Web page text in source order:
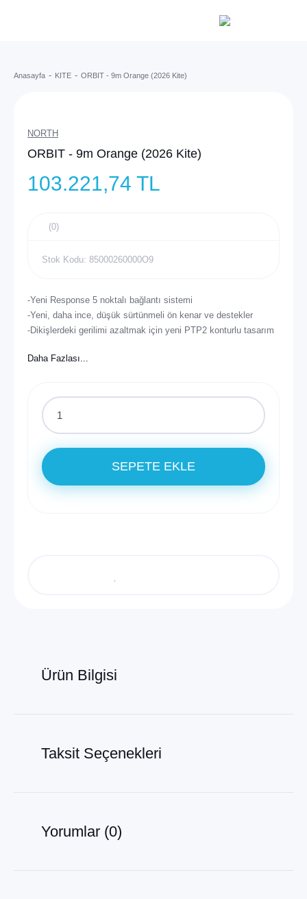
Anasayfa KITE ORBIT - 9m Orange (2026 Kite)
NORTH
ORBIT - 9m Orange (2026 Kite)
103.221,74 TL
(0)
Stok Kodu: 85000260000O9
-Yeni Response 5 noktalı bağlantı sistemi
-Yeni, daha ince, düşük sürtünmeli ön kenar ve destekler
-Dikişlerdeki gerilimi azaltmak için yeni PTP2 konturlu tasarım
kalma süresi
-Daha yüksek sıçramalar ve daha kolay döngüler için daha öne
ve kavisli profil
SEPETE EKLE
Ürün Bilgisi
Taksit Seçenekleri
Yorumlar (0)